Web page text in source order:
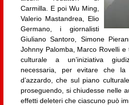
Carmilla. E poi Wu Ming,
Valerio Mastandrea, Elio
Germano, i giornalisti
Giuliano Santoro, Simone
Johnny Palomba, Marco Rovelli
culturale a un’iniziativa
necessaria, per evitare che
d’azzardo, che sul piano
proseguendo, si chiudesse nelle
effetti deleteri che ciascuno può